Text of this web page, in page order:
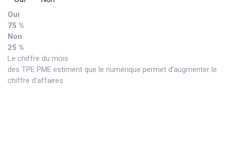
Oui
75 %
Non
25 %
Le chiffre du mois
des TPE PME estiment que le numérique permet d’augmenter le
chiffre d’affaires